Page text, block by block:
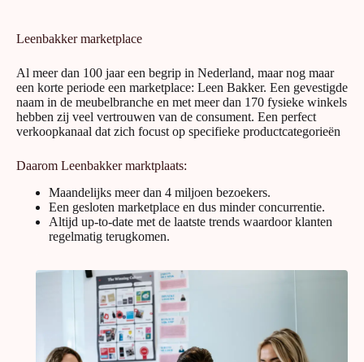
Leenbakker marketplace
Al meer dan 100 jaar een begrip in Nederland, maar nog maar
een korte periode een marketplace: Leen Bakker. Een gevestigde
naam in de meubelbranche en met meer dan 170 fysieke winkels
hebben zij veel vertrouwen van de consument. Een perfect
verkoopkanaal dat zich focust op specifieke productcategorieën
Daarom Leenbakker marktplaats:
Maandelijks meer dan 4 miljoen bezoekers.
Een gesloten marketplace en dus minder concurrentie.
Altijd up-to-date met de laatste trends waardoor klanten
regelmatig terugkomen.